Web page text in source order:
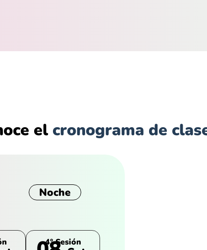
el cronograma de
Noche
4° Sesión